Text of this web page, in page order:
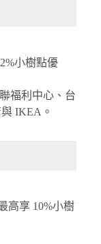
小樹點優
福利中心、台
IKEA。
高享 10%小樹